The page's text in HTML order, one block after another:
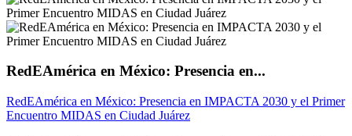
RedEAmérica en México: Presencia en...
RedEAmérica en México: Presencia en IMPACTA 2030 y el Primer
Encuentro MIDAS en Ciudad Juárez